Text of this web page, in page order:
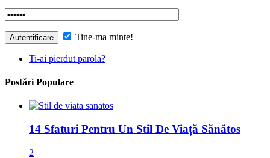
Tine-ma minte!
Ti-ai pierdut parola?
Postări Populare
14 Sfaturi Pentru Un Stil De Viață Sănătos
2